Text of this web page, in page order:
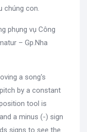
chúng con.
phụng vụ Công
– Gp.Nha
a song's
by a constant
tool is
a minus (-) sign
signs to see the